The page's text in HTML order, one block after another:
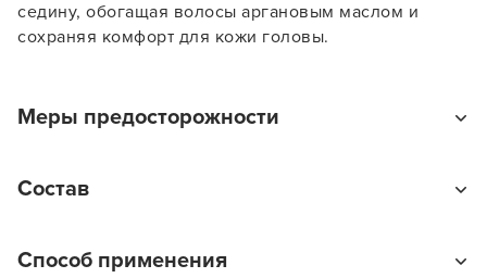
седину, обогащая волосы аргановым маслом и
сохраняя комфорт для кожи головы.
Меры предосторожности
случае обильно промойте их водой или обратитесь
Состав
Myristyl Alcohol, Cocamide Mea, Ammonium
Способ применения